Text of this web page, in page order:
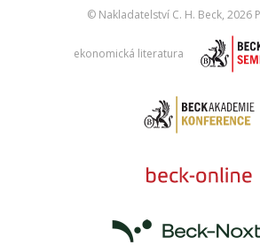
© Nakladatelství C. H. Beck, 2026
ekonomická literatura